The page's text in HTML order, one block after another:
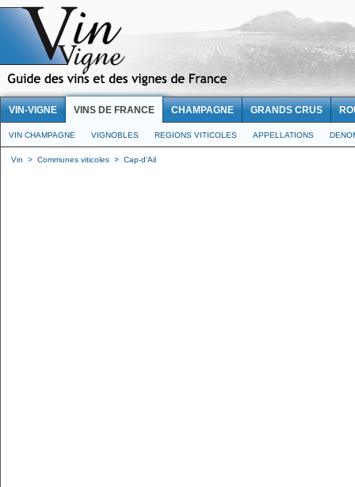
VIN-VIGNE VINS DE FRANCE CHAMPAGNE GRANDS CRUS
VIN CHAMPAGNE VIGNOBLES REGIONS VITICOLES APPELLATIONS
Vin > Communes viticoles > Cap-d'Ail